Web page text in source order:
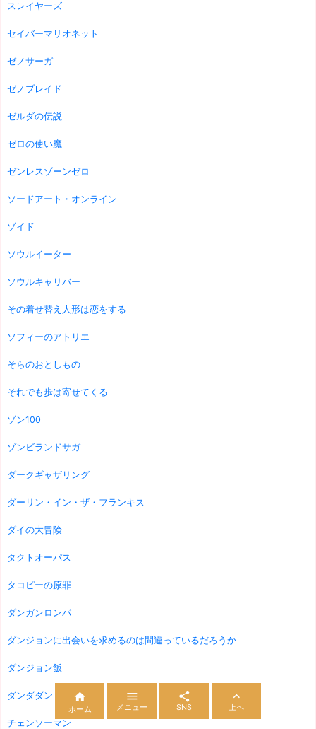
スレイヤーズ
セイバーマリオネット
ゼノサーガ
ゼノブレイド
ゼルダの伝説
ゼロの使い魔
ゼンレスゾーンゼロ
ソードアート・オンライン
ゾイド
ソウルイーター
ソウルキャリバー
その着せ替え人形は恋をする
ソフィーのアトリエ
そらのおとしもの
それでも歩は寄せてくる
ゾン100
ゾンビランドサガ
ダークギャザリング
ダーリン・イン・ザ・フランキス
ダイの大冒険
タクトオーパス
タコピーの原罪
ダンガンロンパ
ダンジョンに出会いを求めるのは間違っているだろうか
ダンジョン飯
ダンダダン
チェンソーマン

ホーム

メニュー

SNS

上へ